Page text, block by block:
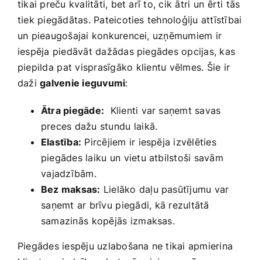
tikai preču kvalitāti, bet arī to, cik ātri⁢ un ērti tās
tiek ​piegādātas. Pateicoties tehnoloģiju attīstībai
un pieaugošajai konkurencei, uzņēmumiem ir
iespēja piedāvāt dažādas piegādes opcijas, kas
piepilda ⁢pat visprasīgāko ⁤klientu vēlmes. Šie ir
dažigalvenie ieguvumi:
Ātra piegāde: ‌ Klienti var​ saņemt savas
preces‍ dažu stundu⁣ laikā.
Elastība: Pircējiem ir‌ iespēja izvēlēties
piegādes laiku un ⁣vietu atbilstoši savām
⁣vajadzībām.
Bez maksas: Lielāko daļu ‌pasūtījumu ⁢var
⁢saņemt ar brīvu⁢ piegādi, ⁢kā rezultātā
samazinās ⁢kopējās⁢ izmaksas.
Piegādes iespēju uzlabošana ne tikai apmierina